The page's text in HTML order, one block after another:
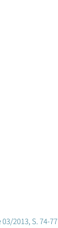
2013, S. 74-77